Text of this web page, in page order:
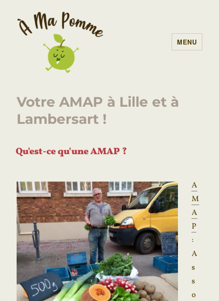
MENU
Votre AMAP à Lille et à
Lambersart !
Qu'est-ce qu'une AMAP ?
A
M
A
P
:
A
s
s
o